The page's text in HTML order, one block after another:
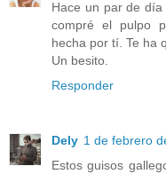
Hace un par de
compré el pulpo
hecha por tí. Te ha
Un besito.
Responder
Dely 1 de febrero
Estos guisos